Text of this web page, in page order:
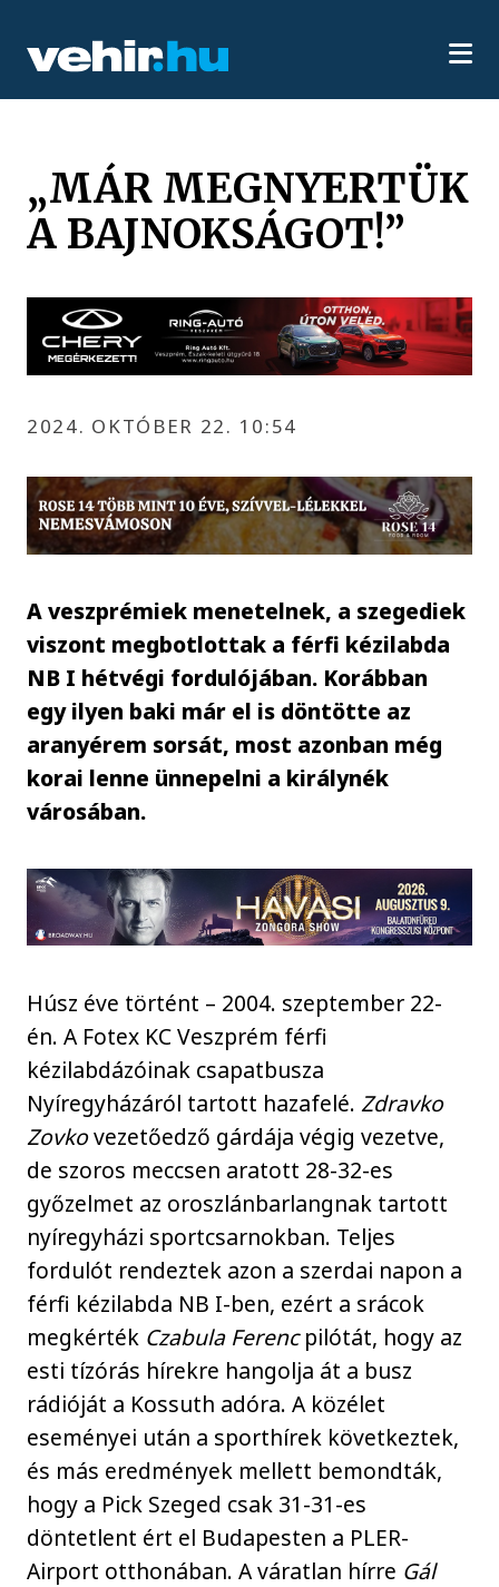
„MÁR MEGNYERTÜK
A BAJNOKSÁGOT!”
2024. OKTÓBER 22. 10:54
A veszprémiek menetelnek, a szegediek
viszont megbotlottak a férfi kézilabda
NB I hétvégi fordulójában. Korábban
egy ilyen baki már el is döntötte az
aranyérem sorsát, most azonban még
korai lenne ünnepelni a királynék
városában.
Húsz éve történt – 2004. szeptember 22-
én. A Fotex KC Veszprém férfi
kézilabdázóinak csapatbusza
Nyíregyházáról tartott hazafelé.Zdravko
Zovkovezetőedző gárdája végig vezetve,
de szoros meccsen aratott 28-32-es
győzelmet az oroszlánbarlangnak tartott
nyíregyházi sportcsarnokban. Teljes
fordulót rendeztek azon a szerdai napon a
férfi kézilabda NB I-ben, ezért a srácok
megkérték Czabula Ferencpilótát, hogy az
esti tízórás hírekre hangolja át a busz
rádióját a Kossuth adóra. A közélet
eseményei után a sporthírek következtek,
és más eredmények mellett bemondták,
hogy a Pick Szeged csak 31-31-es
döntetlent ért el Budapesten a PLER-
Airport otthonában. A váratlan hírre Gál